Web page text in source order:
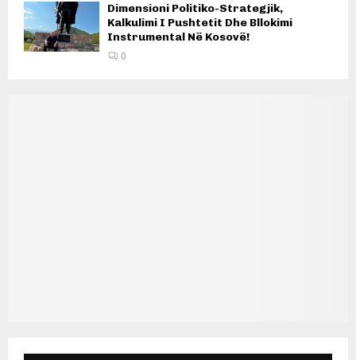
Dimensioni Politiko-Strategjik,
Kalkulimi I Pushtetit Dhe Bllokimi
Instrumental Në Kosovë!
0